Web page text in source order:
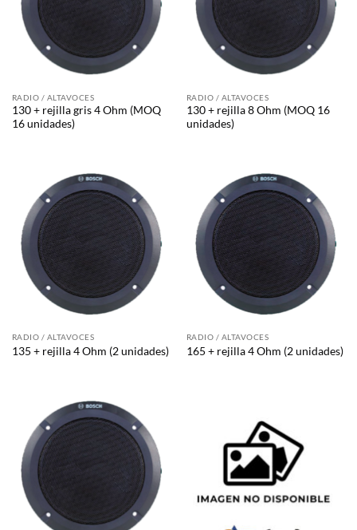
RADIO / ALTAVOCES
130 + rejilla gris 4 Ohm (MOQ
16 unidades)
RADIO / ALTAVOCES
130 + rejilla 8 Ohm (MOQ 16
unidades)
RADIO / ALTAVOCES
135 + rejilla 4 Ohm (2 unidades)
RADIO / ALTAVOCES
165 + rejilla 4 Ohm (2 unidades)